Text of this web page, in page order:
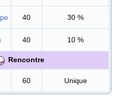
40 30 %
40 10 %
Rencontre
60 Unique